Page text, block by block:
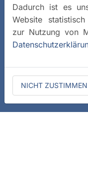
Dadurch ist es
Website
zur Nutzung von
NICHT ZUSTIMMEN